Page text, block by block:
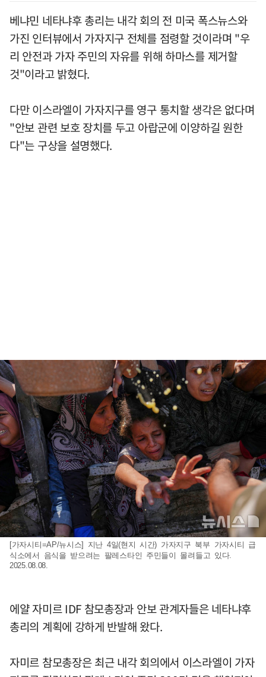
베냐민 네타냐후 총리는 내각 회의 전 미국 폭스뉴스와
가진 인터뷰에서 가자지구 전체를 점령할 것이라며 "우
리 안전과 가자 주민의 자유를 위해 하마스를 제거할
것"이라고 밝혔다.
다만 이스라엘이 가자지구를 영구 통치할 생각은 없다며
"안보 관련 보호 장치를 두고 아랍군에 이양하길 원한
다"는 구상을 설명했다.
[가자시티=AP/뉴시스] 지난 4일(현지 시간) 가자지구 북부 가자시티 급
식소에서 음식을 받으려는 팔레스타인 주민들이 몰려들고 있다.
2025.08.08.
에얄 자미르 IDF 참모총장과 안보 관계자들은 네타냐후
총리의 계획에 강하게 반발해 왔다.
자미르 참모총장은 최근 내각 회의에서 이스라엘이 가자